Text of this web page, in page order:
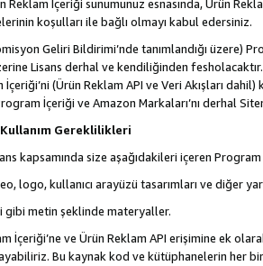
İçeriği sunumunuz esnasında, Ürün
koşulları ile bağlı olmayı kabul edersiniz.
Geliri Bildirimi’nde tanımlandığı üzere)
Lisans derhal ve kendiliğinden
(Ürün Reklam API ve Veri Akışları
İçeriği ve Amazon Markaları’nı derhal
Gereklilikleri
kapsamında size aşağıdakileri içeren
logo, kullanıcı arayüzü tasarımları ve diğer
gibi metin şeklinde materyaller.
İçeriği’ne ve Ürün Reklam API erişimine ek
Bu kaynak kod ve kütüphanelerin her